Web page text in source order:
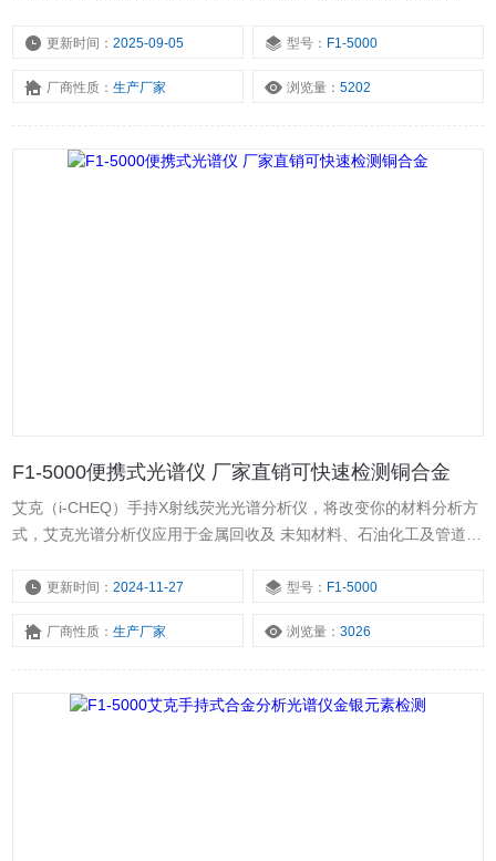
及特种合金等检测。
更新时间：2025-09-05 型号： F1-5000
厂商性质：生产厂家 浏览量：5202
F1-5000便携式光谱仪 厂家直销可快速检测铜合金
艾克（i-CHEQ）手持X射线荧光光谱分析仪，将改变你的材料分析方
式，艾克光谱分析仪应用于金属回收及 未知材料、石油化工及管道、
快速检测铜合金，轻巧便携、坚固耐用，其符合人体工学设计，只需
验室检测，让你真正体验到“口袋中的实验室”所带来的便捷。
更新时间：2024-11-27 型号： F1-5000
厂商性质：生产厂家 浏览量：3026